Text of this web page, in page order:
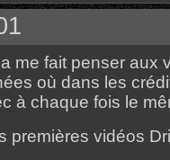
me fait penser aux
où dans les
à chaque fois le
premières vidéos